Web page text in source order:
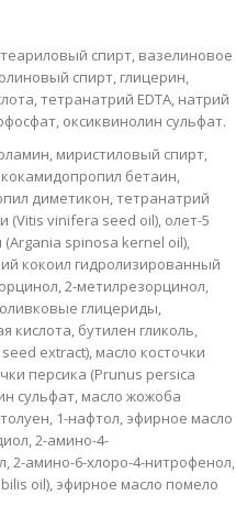
спирт, вазелиновое
спирт, глицерин,
тетранатрий EDTA, натрий
оксиквинолин сульфат.
миристиловый спирт,
бетаин,
диметикон, тетранатрий
(Vitis vinifera seed oil), олет-5
spinosa kernel oil),
кокоил гидролизированный
2-метилрезорцинол,
глицериды,
кислота, бутилен гликоль,
extract), масло косточки
персика (Prunus persica
сульфат, масло жожоба
1-нафтол, эфирное масло
2-амино-4-
2-амино-6-хлоро-4-нитрофенол,
oil), эфирное масло помело